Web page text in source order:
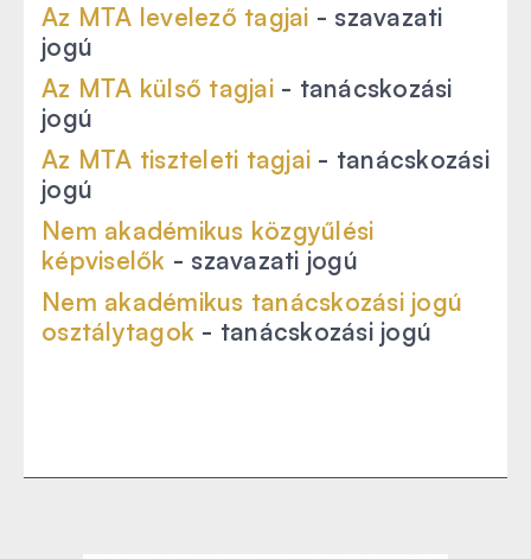
Az MTA levelező tagjai - szavazati
jogú
Az MTA külső tagjai- tanácskozási
jogú
Az MTA tiszteleti tagjai - tanácskozási
jogú
Nem akadémikus közgyűlési
képviselők - szavazati jogú
Nem akadémikus tanácskozási jogú
osztálytagok - tanácskozási jogú